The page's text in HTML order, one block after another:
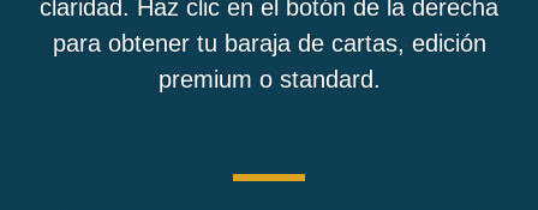
claridad. Haz clic en el botón de la derecha
para obtener tu baraja de cartas, edición
premium o standard.